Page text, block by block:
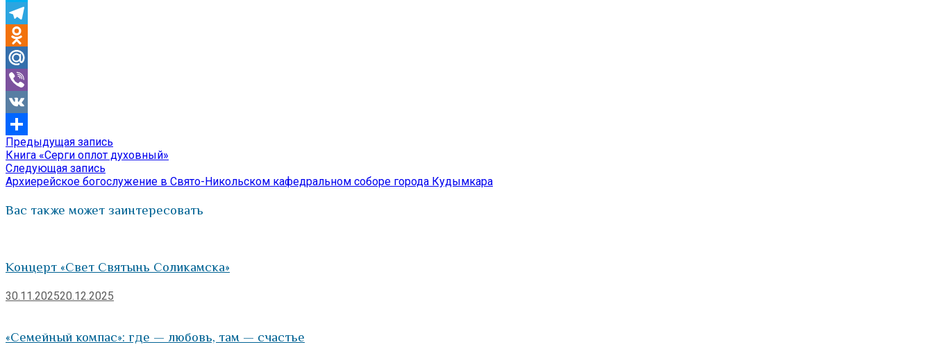
Skype
Telegram
Odnoklassniki
Mail.Ru
Viber
VK
Отправить
Навигация
по
записям
Предыдущая запись
запись:
Книга «Серги оплот духовный»
Следующая запись
запись:
Архиерейское богослужение в Свято-Никольском кафедральном соборе города Кудымкара
Вас также может заинтересовать
Концерт «Свет Святынь Соликамска»
30.11.202520.12.2025
«Семейный компас»: где — любовь, там — счастье